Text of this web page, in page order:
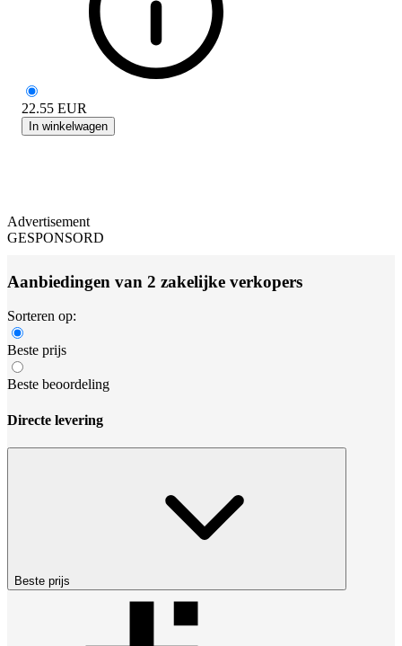
22.55 EUR
In winkelwagen
Advertisement
GESPONSORD
Aanbiedingen van 2 zakelijke verkopers
Sorteren op:
Beste prijs
Beste beoordeling
Directe levering
Beste prijs